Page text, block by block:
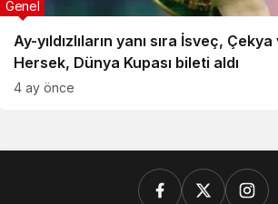
Ay-yıldızlıların yanı sıra İsveç,
Hersek, Dünya Kupası bileti aldı
Genel
4 ay önce